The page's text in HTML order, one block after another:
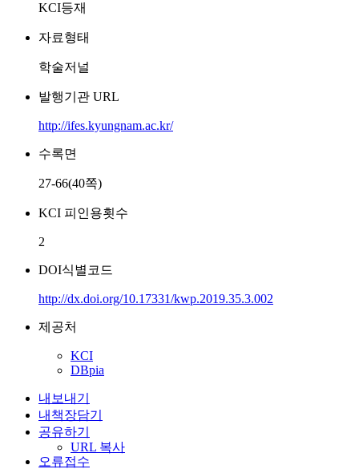
KCI등재
자료형태
학술저널
발행기관 URL
http://ifes.kyungnam.ac.kr/
수록면
27-66(40쪽)
KCI 피인용횟수
2
DOI식별코드
http://dx.doi.org/10.17331/kwp.2019.35.3.002
제공처
KCI
DBpia
내보내기
내책장담기
공유하기
URL 복사
오류접수